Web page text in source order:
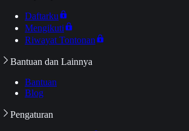
Daftarku
Mengikuti
Riwayat Tontonan
Bantuan dan Lainnya
Bantuan
Blog
Pengaturan